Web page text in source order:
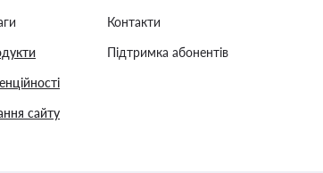
сайту
Контакти
Підтримка абонентів